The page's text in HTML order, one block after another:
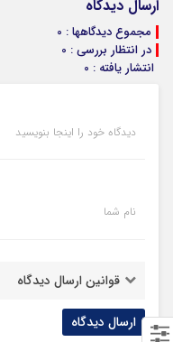
ارسال دیدگاه
مجموع دیدگاهها : 0
در انتظار بررسی : 0
انتشار یافته : 0
دیدگاه خود را اینجا بنویسید
نام شما
قوانین ارسال دیدگاه